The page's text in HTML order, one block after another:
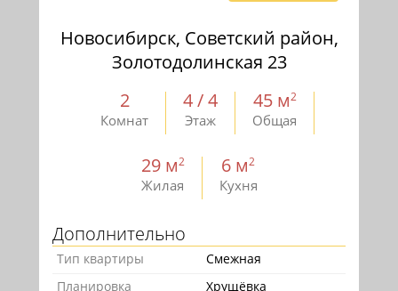
Новосибирск, Советский район,
Золотодолинская 23
2
Комнат
4 / 4
Этаж
45 м2
Общая
29 м2
Жилая
6 м2
Кухня
Дополнительно
Тип квартиры
Смежная
Планировка
Хрущёвка